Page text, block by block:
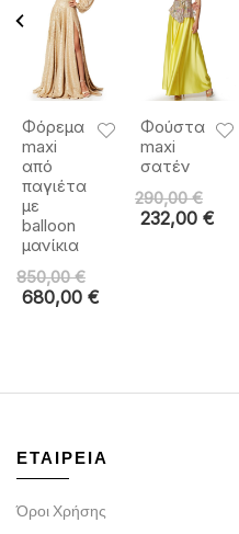
Φόρεμα
maxi
από
παγιέτα
με
balloon
μανίκια
850,00€
680,00 €
Φούστα
maxi
σατέν
290,00€
232,00€
ΕΤΑΙΡΕΙΑ
Όροι Χρήσης